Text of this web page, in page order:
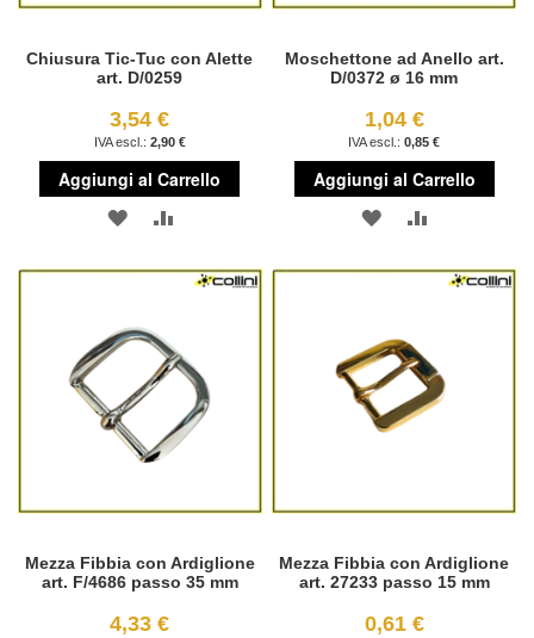
Chiusura Tic-Tuc con Alette
art. D/0259
3,54 €
2,90 €
Aggiungi al Carrello
AGGIUNGI
DESIDERI
AGGIUNGI
Moschettone ad Anello art.
D/0372 ø 16 mm
1,04 €
0,85 €
Aggiungi al Carrello
AGGIUNGI
DESIDERI
Mezza Fibbia con Ardiglione
art. F/4686 passo 35 mm
4,33 €
Mezza Fibbia con Ardiglione
art. 27233 passo 15 mm
0,61 €